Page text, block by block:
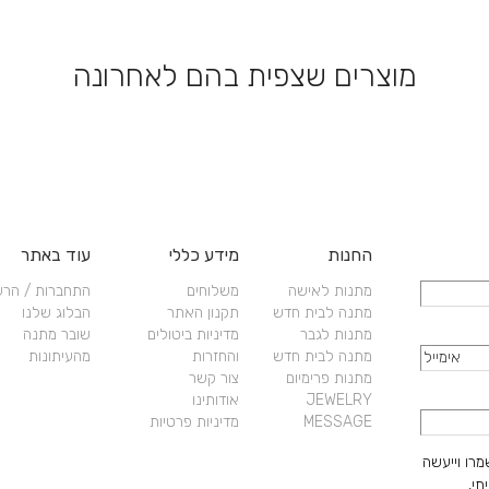
המוצר
מוצרים שצפית בהם לאחרונה
וייעשה
החנות
מתנות לאישה
מתנה לבית חדש
מתנות לגבר
מתנה לבית חדש
מתנות פרימיום
JEWELRY
MESSAGE
מידע כללי
משלוחים
תקנון האתר
מדיניות ביטולים
והחזרות
צור קשר
אודותינו
מדיניות פרטיות
עוד באתר
התחברות /
הבלוג שלנו
שובר מתנה
מהעיתונות